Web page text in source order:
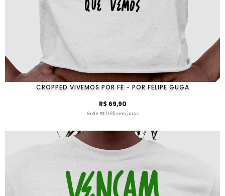
CROPPED VIVEMOS POR FÉ - POR FELIPE GUGA
R$ 69,90
6x de R$ 11,65 sem juros